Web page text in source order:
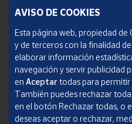
Política de cookies
Aviso legal
Condiciones del servicio
Política de Privacidad Web
AVISO DE COOKIES
Esta página web, propiedad
y de terceros con la finalidad
elaborar información
navegación y servir publicidad
en Aceptar todas para permitir
También puedes rechazar
en el botón Rechazar todas, o
deseas aceptar o rechazar,